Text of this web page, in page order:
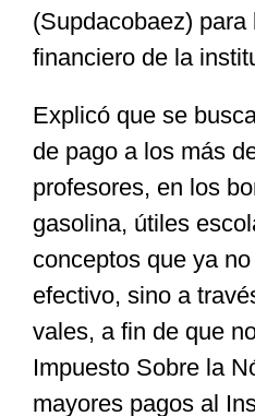
(Supdacobaez)
financiero de la
Explicó que se
de pago a los más
profesores, en los
gasolina, útiles
conceptos que ya
efectivo, sino a
vales, a fin de que
Impuesto Sobre la
mayores pagos al